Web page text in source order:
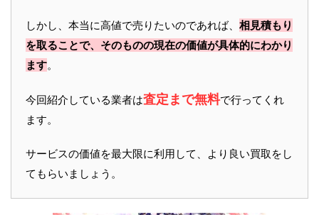
しかし、本当に高値で売りたいのであれば、 相見積もり
を取ることで、そのものの現在の価値が具体的にわかり
ます。
今回紹介している業者は査定まで無料で行ってくれ
ます。
サービスの価値を最大限に利用して、より良い買取をし
てもらいましょう。